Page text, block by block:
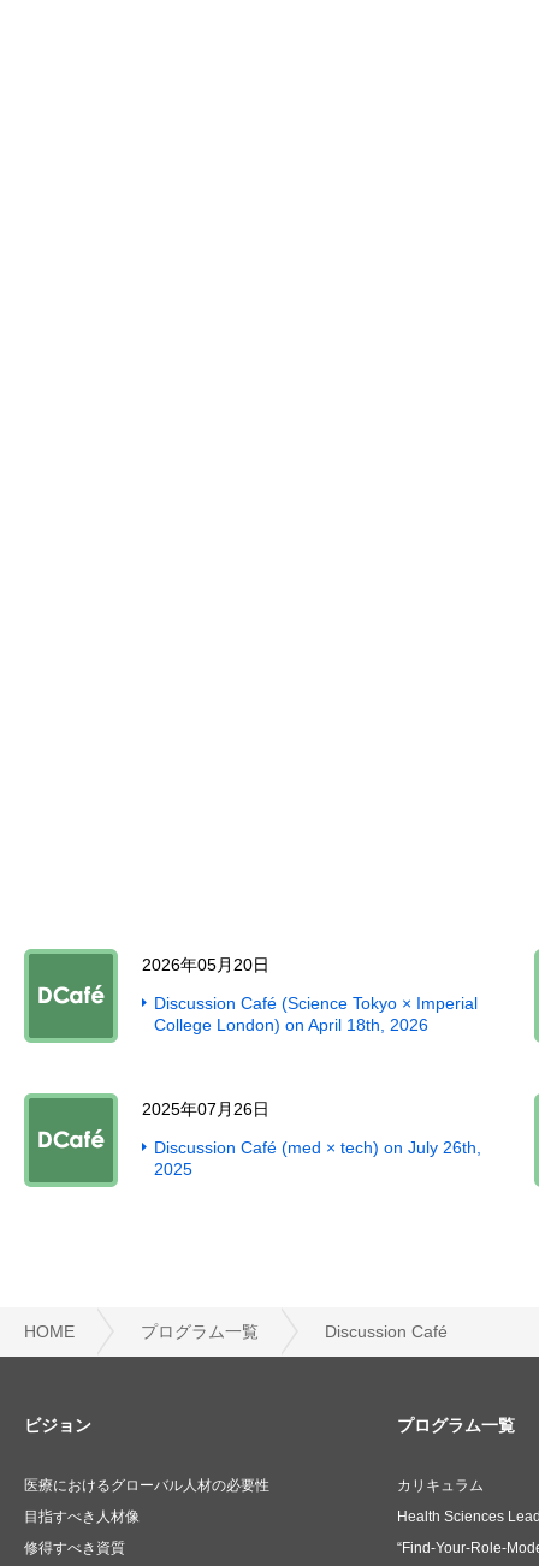
2026年05月20日
Discussion Café (Science Tokyo × Imperial
College London) on April 18th, 2026
2025年07月26日
Discussion Café (med × tech) on July 26th,
2025
HOME プログラム一覧 Discussion Café
ビジョン
医療におけるグローバル人材の必要性
目指すべき人材像
修得すべき資質
プログラム一覧
カリキュラム
Health Sciences
“Find-Your-Role-